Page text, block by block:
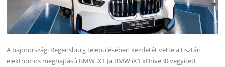
A bajorországi Regensburg településében kezdetét vette a tisztán
elektromos meghajtású BMW iX1 (a BMW iX1 xDrive30 vegyített